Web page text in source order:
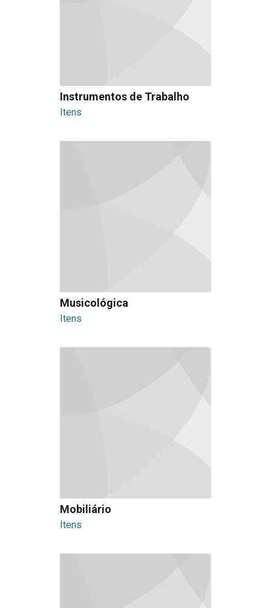
Instrumentos de Trabalho
Itens
Musicológica
Itens
Mobiliário
Itens